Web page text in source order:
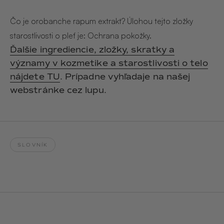
Čo je orobanche rapum extrakt? Úlohou tejto zložky
starostlivosti o pleť je: Ochrana pokožky.
Ďalšie ingrediencie, zložky, skratky a
významy v kozmetike a starostlivosti o telo
nájdete TU. Prípadne vyhľadaje na našej
webstránke cez lupu.
SLOVNÍK
€29,90 €24,90
MUCUMU
Candle
ROUGE
€24,90
MUCUMU
Essentials set
L´AMOUR
€38,90
€24,90
Hand Cream Serum
Nail Oil
Candles
Sety
SOLEILLE